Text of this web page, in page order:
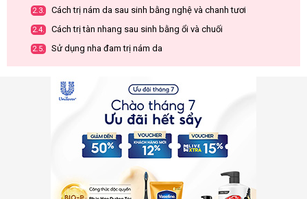
2.3. Cách trị nám da sau sinh bằng nghệ và chanh tươi
2.4. Cách trị tàn nhang sau sinh bằng ổi và chuối
2.5. Sử dụng nha đam trị nám da